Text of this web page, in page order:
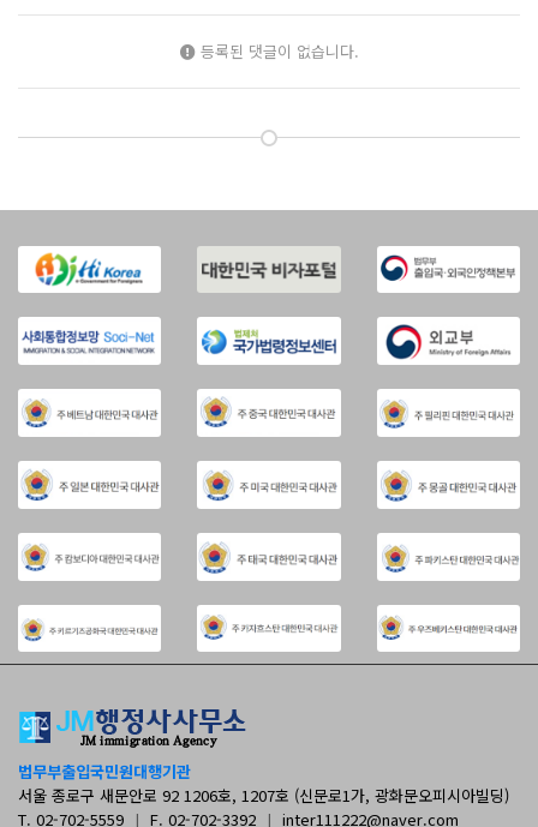
등록된 댓글이 없습니다.
법무부출입국민원대행기관
서울 종로구 새문안로 92 1206호, 1207호 (신문로1가, 광화문오피시아빌딩)
T. 02-702-5559 | F. 02-702-3392 | inter111222@naver.com